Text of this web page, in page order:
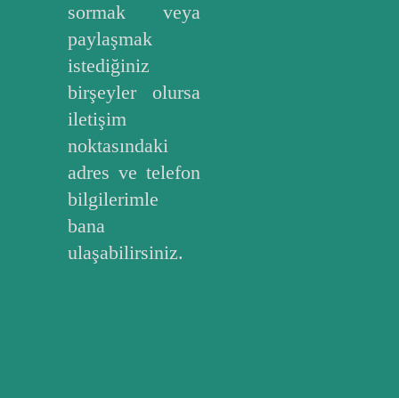
sormak veya
paylaşmak
istediğiniz
birşeyler olursa
iletişim
noktasındaki
adres ve telefon
bilgilerimle
bana
ulaşabilirsiniz.